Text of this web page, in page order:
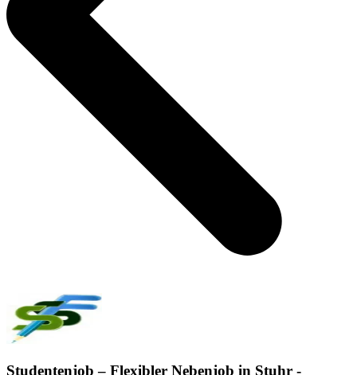
Studentenjob – Flexibler Nebenjob in Stuhr -